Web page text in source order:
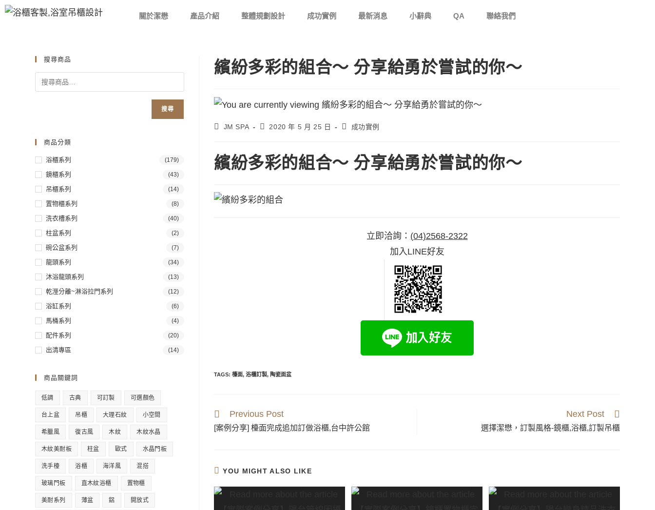
關於潔懋 產品介紹 整體規劃設計 成功實例 最新消息 小辭典 QA 聯絡我們
繽紛多彩的組合～ 分享給勇於嘗試的你～
JM SPA 2020 年 5 月 25 日 成功實例
繽紛多彩的組合～ 分享給勇於嘗試的你～
立即洽詢： (04)2568-2322
加入LINE好友
TAGS: 檯面, 浴櫃訂製, 陶瓷面盆
Previous Post
[案例分享] 檯面完成追加訂做浴櫃,台中許公館
Next Post
選擇潔懋，訂製風格-鏡櫃,浴櫃,訂製吊櫃
YOU MIGHT ALSO LIKE
搜尋商品
搜尋
商品分類
浴櫃系列 (179)
鏡櫃系列 (43)
吊櫃系列 (14)
置物櫃系列 (8)
洗衣槽系列 (40)
柱盆系列 (2)
碗公盆系列 (7)
龍頭系列 (34)
沐浴龍頭系列 (13)
乾溼分離~淋浴拉門系列 (12)
浴缸系列 (6)
馬桶系列 (4)
配件系列 (20)
出清專區 (14)
商品關鍵詞
低調 古典 可訂製 可選顏色
台上盆 吊櫃 大理石紋 小空間
希臘風 復古風 木紋 木紋水晶
木紋美耐板 柱盆 歐式 水晶門板
洗手檯 浴櫃 海洋風 混搭
玻璃門板 直木紋浴櫃 置物櫃
美耐系列 薄盆 鋁 開放式